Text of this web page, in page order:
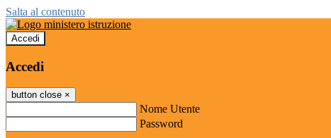
Salta al contenuto
Accedi
Accedi
button close ×
Nome Utente
Password